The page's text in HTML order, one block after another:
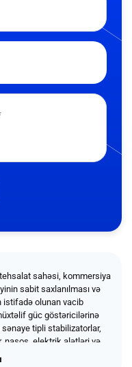
sahəsi, kommersiya
sabit saxlanılması və
istifadə olunan vacib
güc göstəricilərinə
tipli stabilizatorlar,
nasos, elektrik alətləri və
təqdim olunur.